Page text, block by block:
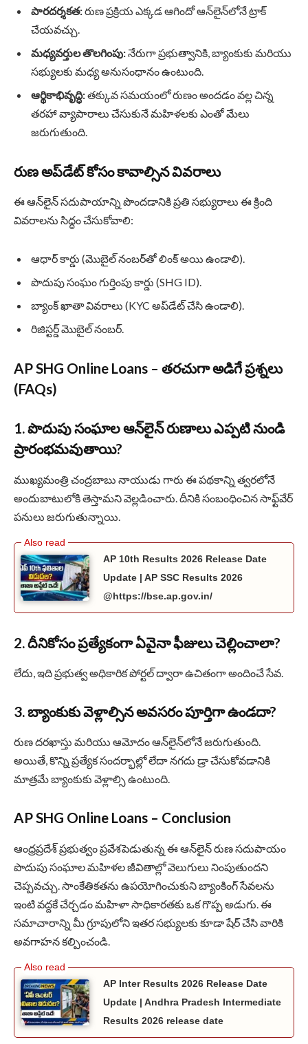
పారదర్శకత:రుణ ప్రక్రియ ఎక్కడ ఆగిందో ఆన్‌లైన్‌లోనే ట్రాక్
చేయవచ్చు.
మధ్యవర్తుల తొలగింపు:నేరుగా ప్రభుత్వానికి, బ్యాంకుకు మరియు
సభ్యులకు మధ్య అనుసంధానం ఉంటుంది.
ఆర్థికాభివృద్ధి:తక్కువ సమయంలో రుణం అందడం వల్ల చిన్న
తరహా వ్యాపారాలు చేసుకునే మహిళలకు ఎంతో మేలు
జరుగుతుంది.
రుణ అప్‌డేట్ కోసం కావాల్సిన వివరాలు
ఈ ఆన్‌లైన్ సదుపాయాన్ని పొందడానికి ప్రతి సభ్యురాలు ఈ క్రింది
వివరాలను సిద్ధం చేసుకోవాలి:
ఆధార్ కార్డు (మొబైల్ నంబర్‌తో లింక్ అయి ఉండాలి).
పొదుపు సంఘం గుర్తింపు కార్డు (SHG ID).
బ్యాంక్ ఖాతా వివరాలు (KYC అప్‌డేట్ చేసి ఉండాలి).
రిజిస్టర్డ్ మొబైల్ నంబర్.
AP SHG Online Loans – తరచుగా అడిగే ప్రశ్నలు
(FAQs)
1. పొదుపు సంఘాల ఆన్‌లైన్ రుణాలు ఎప్పటి నుండి
ప్రారంభమవుతాయి?
ముఖ్యమంత్రి చంద్రబాబు నాయుడు గారు ఈ పథకాన్ని త్వరలోనే
అందుబాటులోకి తెస్తామని వెల్లడించారు. దీనికి సంబంధించిన సాఫ్ట్‌వేర్
పనులు జరుగుతున్నాయి.
AP 10th Results 2026 Release Date
Update | AP SSC Results 2026
@https://bse.ap.gov.in/
2. దీనికోసం ప్రత్యేకంగా ఏవైనా ఫీజులు చెల్లించాలా?
లేదు, ఇది ప్రభుత్వ అధికారిక పోర్టల్ ద్వారా ఉచితంగా అందించే సేవ.
3. బ్యాంకుకు వెళ్లాల్సిన అవసరం పూర్తిగా ఉండదా?
రుణ దరఖాస్తు మరియు ఆమోదం ఆన్‌లైన్‌లోనే జరుగుతుంది.
అయితే, కొన్ని ప్రత్యేక సందర్భాల్లో లేదా నగదు డ్రా చేసుకోవడానికి
మాత్రమే బ్యాంకుకు వెళ్లాల్సి ఉంటుంది.
AP SHG Online Loans – Conclusion
ఆంధ్రప్రదేశ్ ప్రభుత్వం ప్రవేశపెడుతున్న ఈ ఆన్‌లైన్ రుణ సదుపాయం
పొదుపు సంఘాల మహిళల జీవితాల్లో వెలుగులు నింపుతుందని
చెప్పవచ్చు. సాంకేతికతను ఉపయోగించుకుని బ్యాంకింగ్ సేవలను
ఇంటి వద్దకే చేర్చడం మహిళా సాధికారతకు ఒక గొప్ప అడుగు. ఈ
సమాచారాన్ని మీ గ్రూపులోని ఇతర సభ్యులకు కూడా షేర్ చేసి వారికి
అవగాహన కల్పించండి.
AP Inter Results 2026 Release Date
Update | Andhra Pradesh Intermediate
Results 2026 release date